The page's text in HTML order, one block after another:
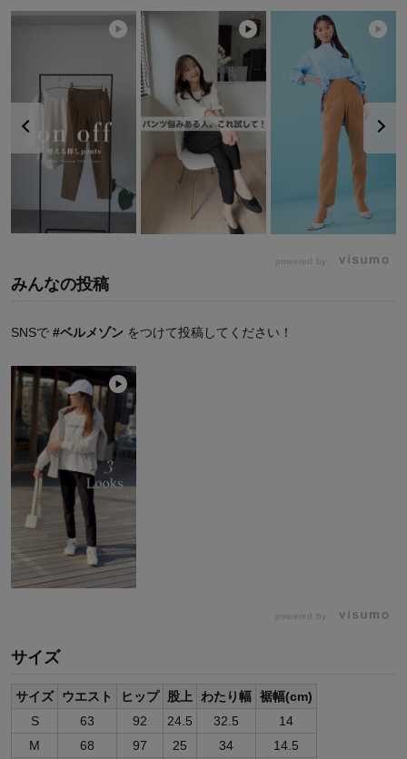
powered by
みんなの投稿
SNSで #ベルメゾン をつけて投稿してください！
powered by
サイズ
サイズ ウエスト ヒップ 股上 わたり幅 裾幅(cm)
S
63 92 24.5 32.5
14
M
68 97 25 34
14.5